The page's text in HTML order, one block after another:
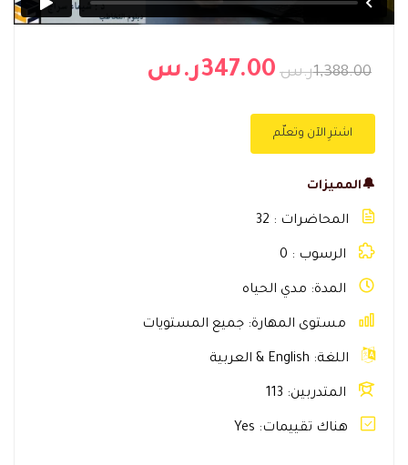
1,388.00ر.س 347.00ر.س
اشترِ الآن وتعلّم
🔔المميزات
المحاضرات 32
الرسوب 0
المدة مدي الحياه
مستوى المهارة جميع المستويات
اللغة English & العربية
المتدربين 113
هناك تقييمات Yes